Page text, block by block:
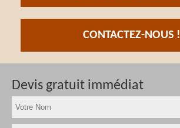
CONTACTEZ-NOUS !
Devis gratuit immédiat